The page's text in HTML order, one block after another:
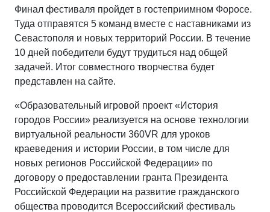
Финал фестиваля пройдет в гостеприимном Форосе.
Туда отправятся 5 команд вместе с наставниками из
Севастополя и новых территорий России. В течение
10 дней победители будут трудиться над общей
задачей. Итог совместного творчества будет
представлен на сайте.
«Образовательный игровой проект «История
городов России» реализуется на основе технологии
виртуальной реальности 360VR для уроков
краеведения и истории России, в том числе для
новых регионов Российской Федерации» по
договору о предоставлении гранта Президента
Российской Федерации на развитие гражданского
общества проводится Всероссийский фестиваль